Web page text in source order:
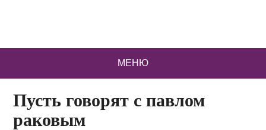
МЕНЮ
Пусть говорят с павлом
раковым